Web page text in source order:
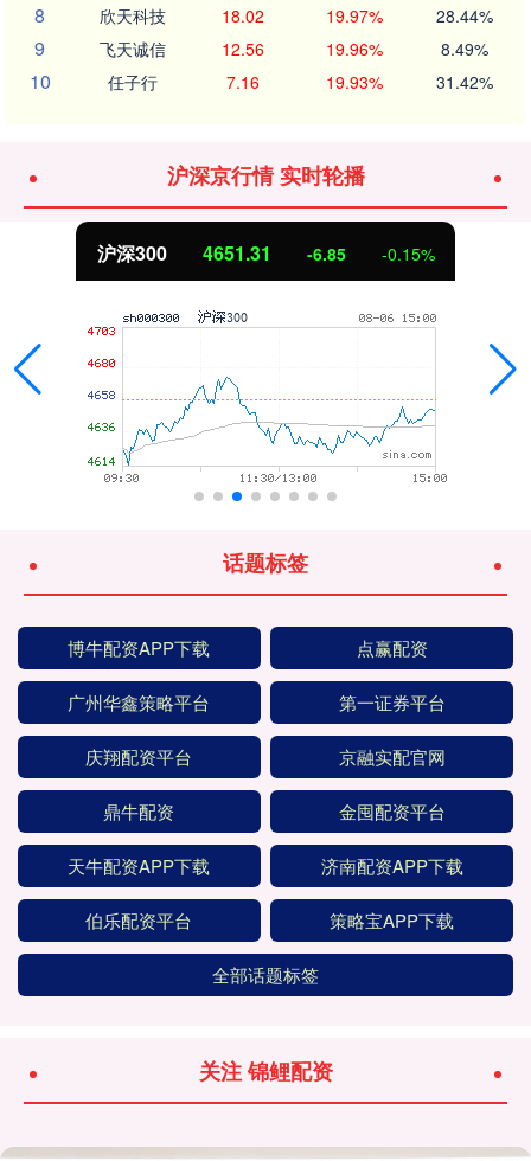
8 欣天科技 18.02 19.97% 28.44%
9 飞天诚信 12.56 19.96% 8.49%
10 任子行 7.16 19.93% 31.42%
沪深京行情 实时轮播
北证50 1122.88 3.42
话题标签
博牛配资APP下载 点赢配资
广州华鑫策略平台 第一证券平台
庆翔配资平台 京融实配官网
鼎牛配资 金囤配资平台
天牛配资APP下载 济南配资APP下载
伯乐配资平台 策略宝APP下载
全部话题标签
关注 锦鲤配资